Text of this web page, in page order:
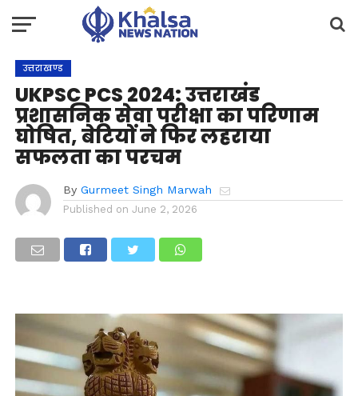
उत्तराखण्ड
UKPSC PCS 2024: उत्तराखंड
प्रशासनिक सेवा परीक्षा का परिणाम
घोषित, बेटियों ने फिर लहराया
सफलता का परचम
By Gurmeet Singh Marwah
Published on June 2, 2026